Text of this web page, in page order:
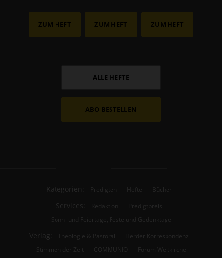
ZUM HEFT ZUM HEFT ZUM HEFT
ALLE HEFTE
ABO BESTELLEN
Kategorien: Predigten Hefte Bücher
Services: Redaktion
Predigtpreis
Sonn- und Feiertage, Feste und Gedenktage
Verlag: Theologie & Pastoral
Herder Korrespondenz
Stimmen der Zeit
COMMUNIO
Forum Weltkirche